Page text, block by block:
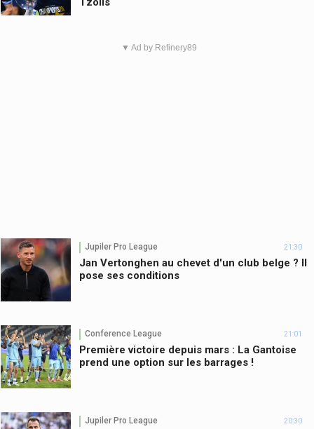
▼ Ad by Refinery89
Jupiler Pro League 21:30
Jan Vertonghen au chevet d'un club belge ? Il
pose ses conditions
Conference League 21:01
Première victoire depuis mars : La Gantoise
prend une option sur les barrages !
Jupiler Pro League 20:30